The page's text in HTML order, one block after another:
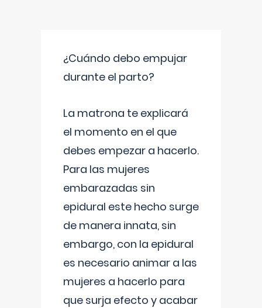
¿Cuándo debo empujar
durante el parto?
La matrona te explicará
el momento en el que
debes empezar a hacerlo.
Para las mujeres
embarazadas sin
epidural este hecho surge
de manera innata, sin
embargo, con la epidural
es necesario animar a las
mujeres a hacerlo para
que surja efecto y acabar